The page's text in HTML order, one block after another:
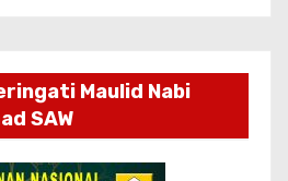
Maulid Nabi
SAW